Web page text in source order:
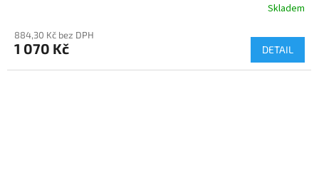
Skladem
884,30 Kč bez DPH
1 070 Kč DETAIL